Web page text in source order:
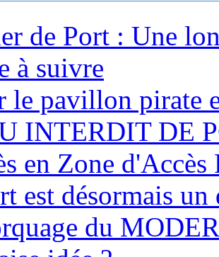
de Port : Une
à suivre
le pavillon pirate
INTERDIT DE
en Zone
est désormais un
du